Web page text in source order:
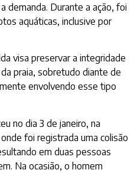
demanda. Durante a ação, foi
aquáticas, inclusive por
visa preservar a integridade
praia, sobretudo diante de
envolvendo esse tipo
no dia 3 de janeiro, na
foi registrada uma colisão
em duas pessoas
Na ocasião, o homem